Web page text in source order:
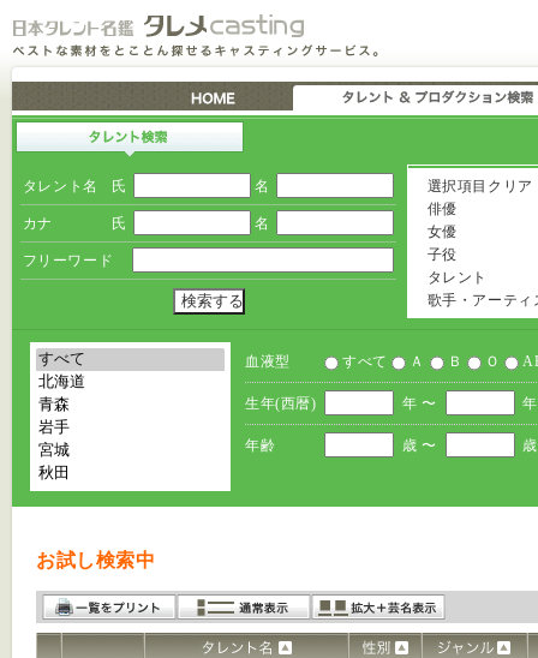
タレント名 氏 名
カナ 氏 名
フリーワード
選択項目クリア
俳優
女優
子役
タレント
歌手・アーティ
血液型 すべて Ａ Ｂ Ｏ
生年(西暦) 年 〜
年齢 歳 〜 歳
お試し検索中